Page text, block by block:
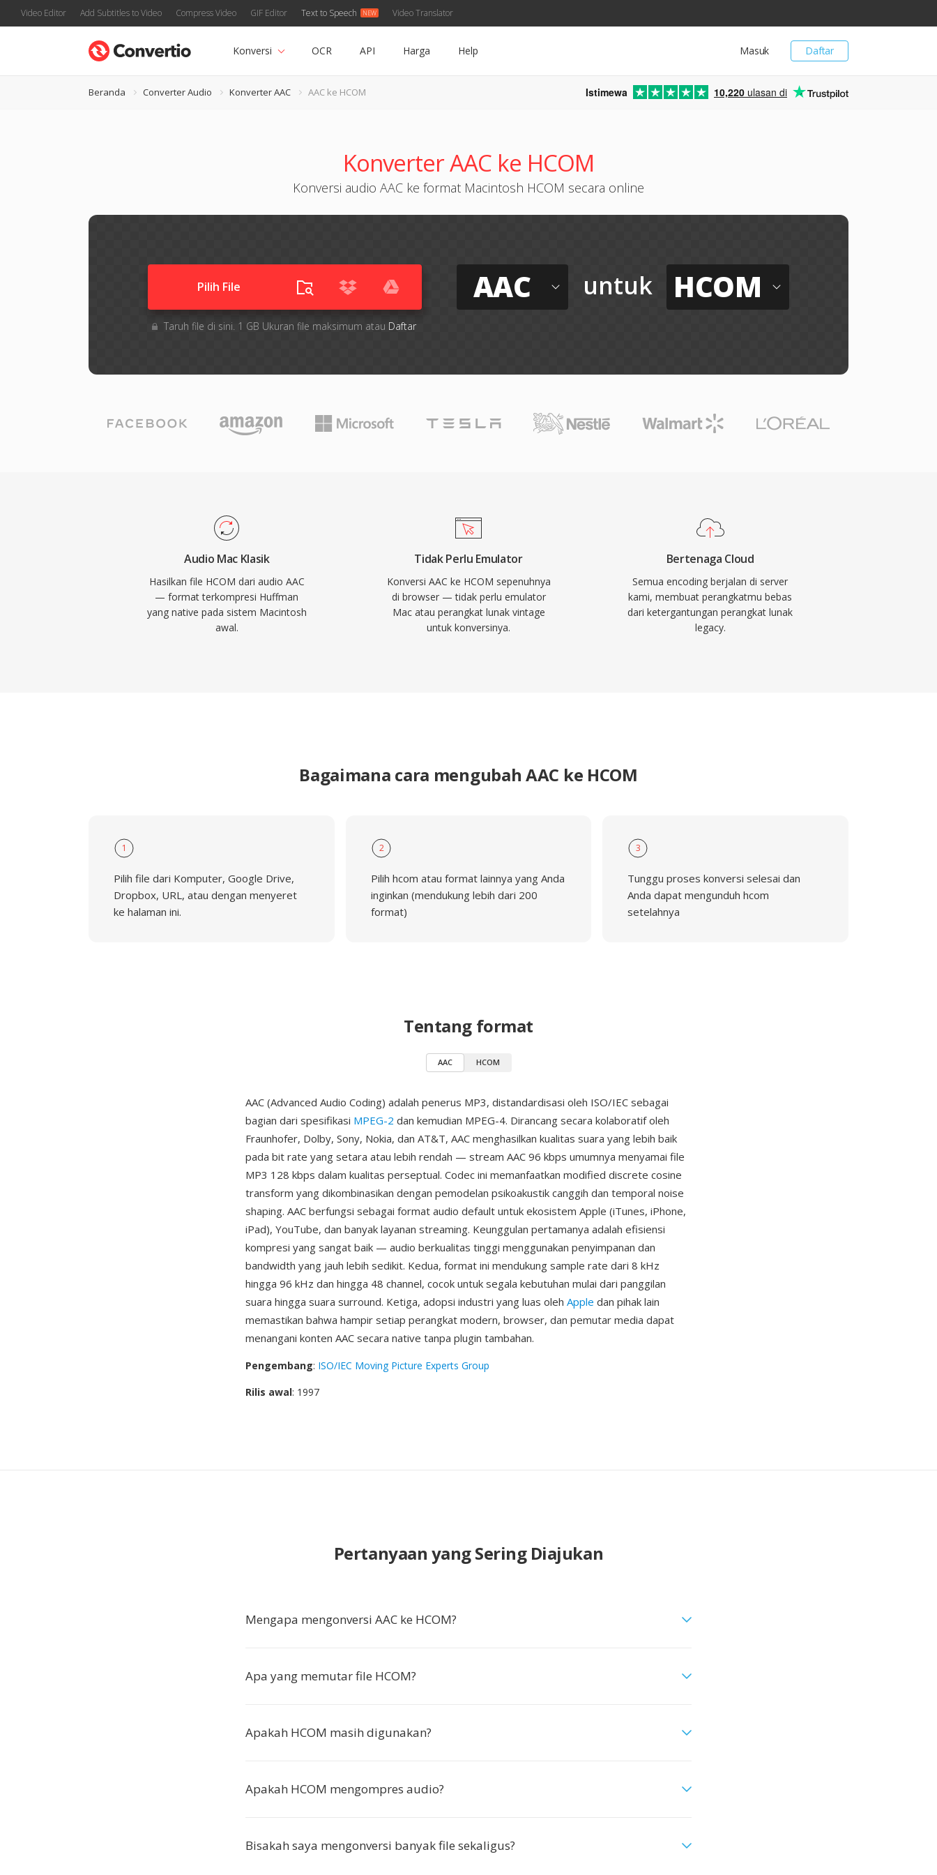
Video Editor Add Subtitles to Video Compress Video GIF Editor Text to Speech Video Translator
Daftar
Masuk
Konversi OCR API Harga Help
Beranda Converter Audio Konverter AAC AAC ke HCOM Istimewa 10,220 ulasan di
Konverter AAC ke HCOM
Konversi audio AAC ke format Macintosh HCOM secara online
Pilih File
Taruh file di sini. 1 GB Ukuran file maksimum atau Daftar
AAC untuk HCOM
Audio Mac Klasik
Hasilkan file HCOM dari audio AAC
— format terkompresi Huffman
yang native pada sistem Macintosh
awal.
Tidak Perlu Emulator
Konversi AAC ke HCOM sepenuhnya
di browser — tidak perlu emulator
Mac atau perangkat lunak vintage
untuk konversinya.
Bertenaga Cloud
Semua encoding berjalan di server
kami, membuat perangkatmu bebas
dari ketergantungan perangkat lunak
legacy.
Bagaimana cara mengubah AAC ke HCOM
1
Pilih file dari Komputer, Google Drive,
Dropbox, URL, atau dengan menyeret
ke halaman ini.
2
Pilih hcom atau format lainnya yang Anda
inginkan (mendukung lebih dari 200
format)
3
Tunggu proses konversi selesai dan
Anda dapat mengunduh hcom
setelahnya
Tentang format
AAC HCOM
AAC (Advanced Audio Coding) adalah penerus MP3, distandardisasi oleh ISO/IEC sebagai
bagian dari spesifikasi MPEG-2 dan kemudian MPEG-4. Dirancang secara kolaboratif oleh
Fraunhofer, Dolby, Sony, Nokia, dan AT&T, AAC menghasilkan kualitas suara yang lebih baik
pada bit rate yang setara atau lebih rendah — stream AAC 96 kbps umumnya menyamai file
MP3 128 kbps dalam kualitas perseptual. Codec ini memanfaatkan modified discrete cosine
transform yang dikombinasikan dengan pemodelan psikoakustik canggih dan temporal noise
shaping. AAC berfungsi sebagai format audio default untuk ekosistem Apple (iTunes, iPhone,
iPad), YouTube, dan banyak layanan streaming. Keunggulan pertamanya adalah efisiensi
kompresi yang sangat baik — audio berkualitas tinggi menggunakan penyimpanan dan
bandwidth yang jauh lebih sedikit. Kedua, format ini mendukung sample rate dari 8 kHz
hingga 96 kHz dan hingga 48 channel, cocok untuk segala kebutuhan mulai dari panggilan
suara hingga suara surround. Ketiga, adopsi industri yang luas oleh Apple dan pihak lain
memastikan bahwa hampir setiap perangkat modern, browser, dan pemutar media dapat
menangani konten AAC secara native tanpa plugin tambahan.
Pengembang: ISO/IEC Moving Picture Experts Group
Rilis awal: 1997
Pertanyaan yang Sering Diajukan
Mengapa mengonversi AAC ke HCOM?
Apa yang memutar file HCOM?
Apakah HCOM masih digunakan?
Apakah HCOM mengompres audio?
Bisakah saya mengonversi banyak file sekaligus?